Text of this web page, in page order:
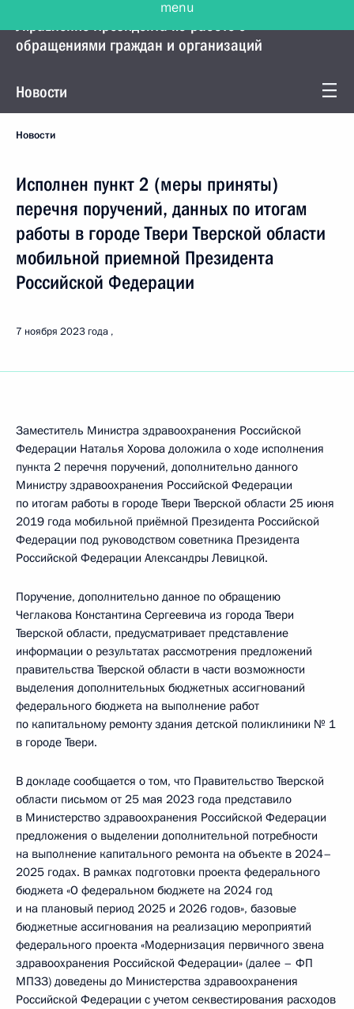
Управление Президента по работе с
обращениями граждан и организаций
Новости
Новости
Исполнен пункт 2 (меры приняты)
перечня поручений, данных по итогам
работы в городе Твери Тверской области
мобильной приемной Президента
Российской Федерации
7 ноября 2023 года
Заместитель Министра здравоохранения Российской
Федерации Наталья Хорова доложила о ходе исполнения
пункта 2 перечня поручений, дополнительно данного
Министру здравоохранения Российской Федерации
по итогам работы в городе Твери Тверской области 25 июня
2019 года мобильной приёмной Президента Российской
Федерации под руководством советника Президента
Российской Федерации Александры Левицкой.
Поручение, дополнительно данное по обращению
Чеглакова Константина Сергеевича из города Твери
Тверской области, предусматривает представление
информации о результатах рассмотрения предложений
правительства Тверской области в части возможности
выделения дополнительных бюджетных ассигнований
федерального бюджета на выполнение работ
по капитальному ремонту здания детской поликлиники № 1
в городе Твери.
В докладе сообщается о том, что Правительство Тверской
области письмом от 25 мая 2023 года представило
в Министерство здравоохранения Российской Федерации
предложения о выделении дополнительной потребности
на выполнение капитального ремонта на объекте в 2024–
2025 годах. В рамках подготовки проекта федерального
бюджета «О федеральном бюджете на 2024 год
и на плановый период 2025 и 2026 годов», базовые
бюджетные ассигнования на реализацию мероприятий
федерального проекта «Модернизация первичного звена
здравоохранения Российской Федерации» (далее – ФП
МПЗЗ) доведены до Министерства здравоохранения
Российской Федерации с учетом секвестирования расходов